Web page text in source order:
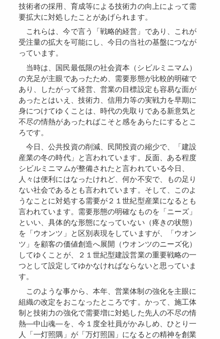
技術者の採用、育成等による技術力の向上によって需
要拡大に対処したことがあげられます。
これらは、今で言う「戦略的経営」であり、これが
受注量の拡大を可能にし、今日の当社の基盤につなが
っています。
当時は、国民最低限の社会資本（シビルミニマム）
の充足が主眼であったため、需要形態が比較的明確で
あり、したがって経営、営業の目標設定も容易な面が
あったとはいえ、技術力、信用力等の実戦力を早期に
身につけてゆくことは、時代の先取りである新意気と
不尽の情熱があったればこそと感をあらたにするとこ
ろです。
今日、公共投資の削減、民間投資の縮少で、「建設
産業の冬の時代」と言われています。反面、ある程度
シビルミニマムが整備されたと言われている今日、
人々は便利にはなったけれど、何か不安で、もの足り
ない社会であるとも言われています。そして、このよ
うなことに対処する需要が２１世紀型産業になるとも
言われています。需要形態の明確なものを「ニーズ」
といい、具体的な形態になっていない（疼きの状態）
を「ウオンツ」と区別表現をしていますが、「ウオン
ツ」を顧客の価値創造へ展開（ウオンツのニーズ化）
してゆくことが、２１世紀型建設営業の重要戦略の一
つとして設定してゆかなければならないと思っていま
す。
このような事から、本年、営業体制の強化を主眼に
組織の改定をおこなったところです。かって、施工体
制と技術力の強化で需要増に対処した先人の不尽の情
熱―中山魂―を、今１度全社員がかみしめ、ひとり一
人「一灯照隅」が「万灯照国」になるとの精神を創業